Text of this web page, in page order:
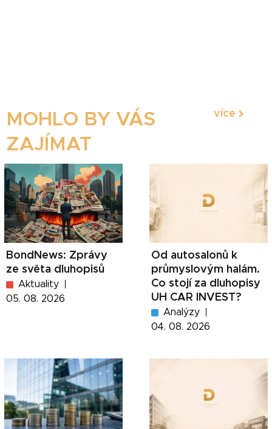
MOHLO BY VÁS
ZAJÍMAT
více
BondNews: Zprávy
ze světa dluhopisů
Aktuality
05. 08. 2026
Od autosalonů k
průmyslovým halám.
Co stojí za dluhopisy
UH CAR INVEST?
Analýzy
04. 08. 2026